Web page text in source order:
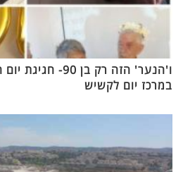
ו'הנער' הזה רק בן
במרכז יום לקשיש